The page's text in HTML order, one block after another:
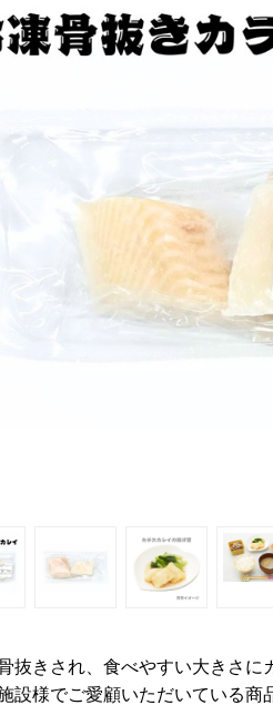
抜きされ、食べやすい大きさに
設様でご愛顧いただいている商